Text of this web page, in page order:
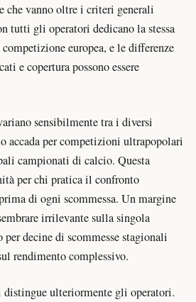
che vanno oltre i criteri generali
tutti gli operatori dedicano la stessa
europea, e le differenze
e copertura possono essere
sensibilmente tra i diversi
accada per competizioni ultrapopolari
campionati di calcio. Questa
per chi pratica il confronto
di ogni scommessa. Un margine
irrilevante sulla singola
decine di scommesse stagionali
rendimento complessivo.
distingue ulteriormente gli operatori.